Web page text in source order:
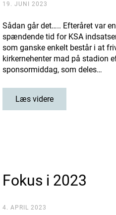
19. JUNI 2023
Sådan går det….. Efteråret var
spændende tid for KSA
som ganske enkelt består i at
kirkernehenter mad på stadion
sponsormiddag, som deles…
Læs videre
Fokus i 2023
4. APRIL 2023